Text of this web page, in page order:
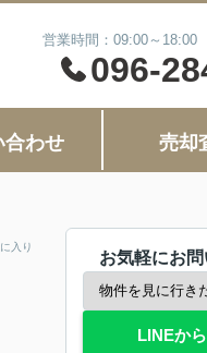
営業時間：09:00～
096-
合わせ 売却
入り
お気軽にお
LINEか